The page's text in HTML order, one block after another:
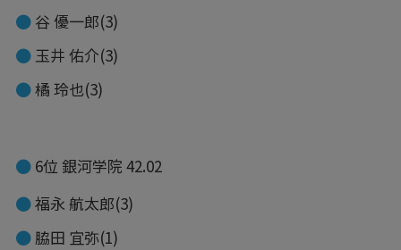
谷 優一郎(3)
玉井 佑介(3)
橘 玲也(3)
6位 銀河学院 42.02
福永 航太郎(3)
脇田 宜弥(1)